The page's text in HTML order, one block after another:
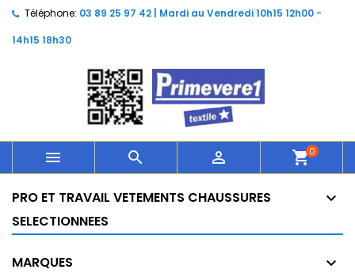
Téléphone: 03 89 25 97 42 | Mardi au Vendredi 10h15 12h00 -
14h15 18h30
   shopping_cart0
PRO ET TRAVAIL VETEMENTS CHAUSSURES
SELECTIONNEES
MARQUES